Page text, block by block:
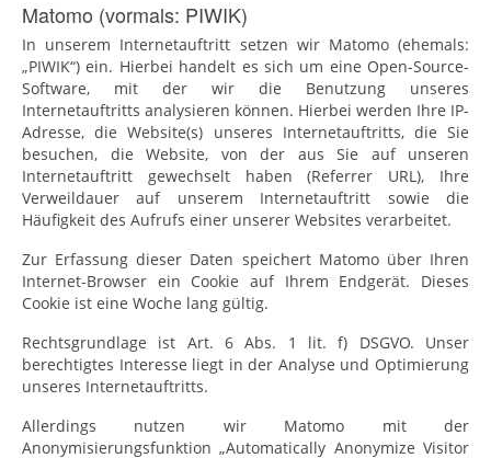
Matomo (vormals: PIWIK)
In unserem Internetauftritt setzen wir Matomo (ehemals:
„PIWIK“) ein. Hierbei handelt es sich um eine Open-Source-
Software, mit der wir die Benutzung unseres
Internetauftritts analysieren können. Hierbei werden Ihre IP-
Adresse, die Website(s) unseres Internetauftritts, die Sie
besuchen, die Website, von der aus Sie auf unseren
Internetauftritt gewechselt haben (Referrer URL), Ihre
Verweildauer auf unserem Internetauftritt sowie die
Häufigkeit des Aufrufs einer unserer Websites verarbeitet.
Zur Erfassung dieser Daten speichert Matomo über Ihren
Internet-Browser ein Cookie auf Ihrem Endgerät. Dieses
Cookie ist eine Woche lang gültig.
Rechtsgrundlage ist Art. 6 Abs. 1 lit. f) DSGVO. Unser
berechtigtes Interesse liegt in der Analyse und Optimierung
unseres Internetauftritts.
Allerdings nutzen wir Matomo mit der
Anonymisierungsfunktion „Automatically Anonymize Visitor